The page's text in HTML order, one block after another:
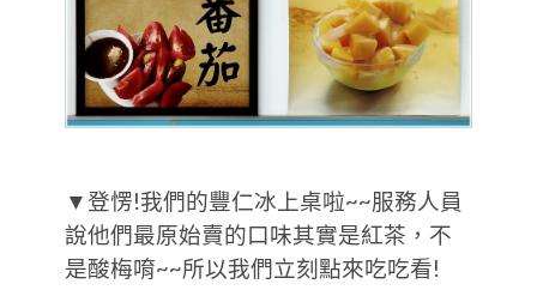
▼登愣!我們的豐仁冰上桌啦~~服務人員
說他們最原始賣的口味其實是紅茶，不
是酸梅唷~~所以我們立刻點來吃吃看!